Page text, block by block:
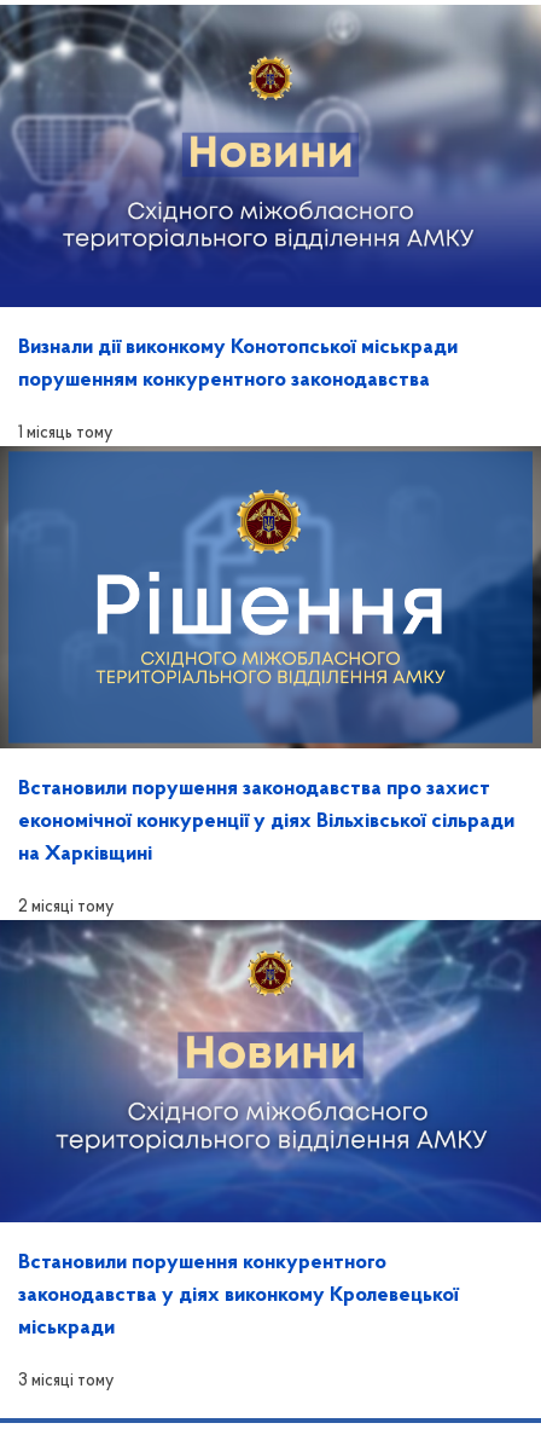
Визнали дії виконкому Конотопської міськради
порушенням конкурентного законодавства
1 місяць тому
Встановили порушення законодавства про захист
економічної конкуренції у діях Вільхівської сільради
на Харківщині
2 місяці тому
Встановили порушення конкурентного
законодавства у діях виконкому Кролевецької
міськради
3 місяці тому